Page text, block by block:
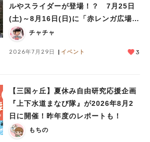
ルやスライダーが登場！？ 7月25日
(土)～8月16日(日)に「赤レンガ広場
Kid’s Water PARK 2026」が開催
チャチャ
2026年7月29日 イベント 3
【三国ヶ丘】夏休み自由研究応援企画
『上下水道まなび隊』が2026年8月2
日に開催！昨年度のレポートも！
もちの